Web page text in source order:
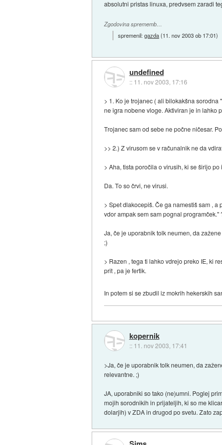
absolutni pristas linuxa, predvsem zaradi
Zgodovina sprememb…
spremenil:gazda(11. nov 2003 ob 17:01)
undefined
:: 11. nov 2003, 17:16
> 1. Ko je trojanec ( ali bilokakšna
ne igra nobene vloge. Aktiviran je in lahko
Trojanec sam od sebe ne počne ničesar.
>> 2.) Z virusom se v računalnik ne da
> Aha, tista poročila o virusih, ki se širijo
Da. To so črvi, ne virusi.
> Spet dlakocepiš. Če ga namestiš sam ,
vdor ampak sem sam pognal programček."
Ja, če je uporabnik tolk neumen, da
;)
> Razen , tega ti lahko vdrejo preko IE, ki
prit , pa je fertik.
In potem si se zbudil iz mokrih hekerskih
kopernik
:: 11. nov 2003, 17:41
>Ja, če je uporabnik tolk neumen, da
relevantne. ;)
JA, uporabniki so tako (ne)umni. Poglej
mojih sorodnikih in prijateljih, ki so me
dolarjih) v ZDA in drugod po svetu. Zato